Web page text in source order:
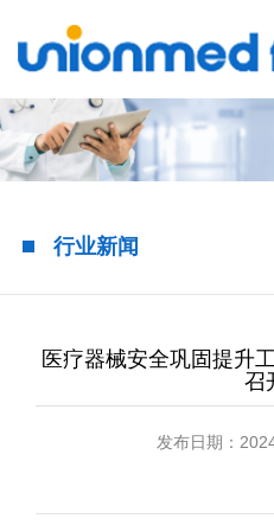
行业新闻
医疗器械安全巩固提升
召
发布日期：